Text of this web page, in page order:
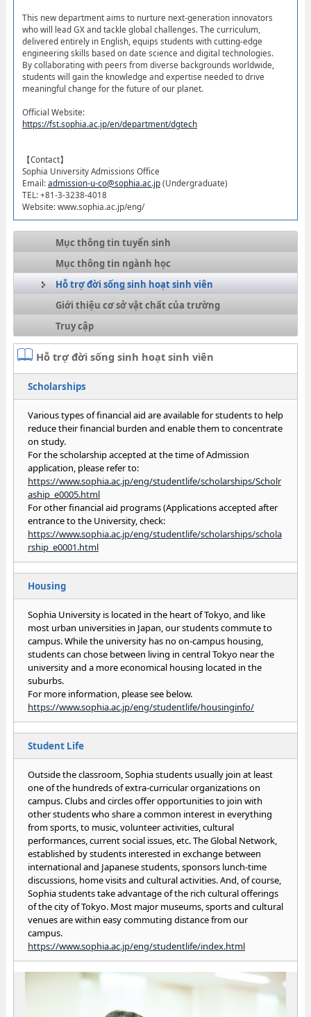
This new department aims to nurture next-generation innovators
who will lead GX and tackle global challenges. The curriculum,
delivered entirely in English, equips students with cutting-edge
engineering skills based on date science and digital technologies.
By collaborating with peers from diverse backgrounds worldwide,
students will gain the knowledge and expertise needed to drive
meaningful change for the future of our planet.
Official Website:
https://fst.sophia.ac.jp/en/department/dgtech
【Contact】
Sophia University Admissions Office
Email:admission-u-co@sophia.ac.jp(Undergraduate)
TEL: +81-3-3238-4018
Website: www.sophia.ac.jp/eng/
Mục thông tin tuyển sinh
Mục thông tin ngành học
Hỗ trợ đời sống sinh hoạt sinh viên
Giới thiệu cơ sở vật chất của trường
Truy cập
Hỗ trợ đời sống sinh hoạt sinh viên
Scholarships
Various types of financial aid are available for students to help
reduce their financial burden and enable them to concentrate
on study.
For the scholarship accepted at the time of Admission
application, please refer to:
https://www.sophia.ac.jp/eng/studentlife/scholarships/Scholr
aship_e0005.html
For other financial aid programs (Applications accepted after
entrance to the University, check:
https://www.sophia.ac.jp/eng/studentlife/scholarships/schola
rship_e0001.html
Housing
Sophia University is located in the heart of Tokyo, and like
most urban universities in Japan, our students commute to
campus. While the university has no on-campus housing,
students can chose between living in central Tokyo near the
university and a more economical housing located in the
suburbs.
For more information, please see below.
https://www.sophia.ac.jp/eng/studentlife/housinginfo/
Student Life
Outside the classroom, Sophia students usually join at least
one of the hundreds of extra-curricular organizations on
campus. Clubs and circles offer opportunities to join with
other students who share a common interest in everything
from sports, to music, volunteer activities, cultural
performances, current social issues, etc. The Global Network,
established by students interested in exchange between
international and Japanese students, sponsors lunch-time
discussions, home visits and cultural activities. And, of course,
Sophia students take advantage of the rich cultural offerings
of the city of Tokyo. Most major museums, sports and cultural
venues are within easy commuting distance from our
campus.
https://www.sophia.ac.jp/eng/studentlife/index.html